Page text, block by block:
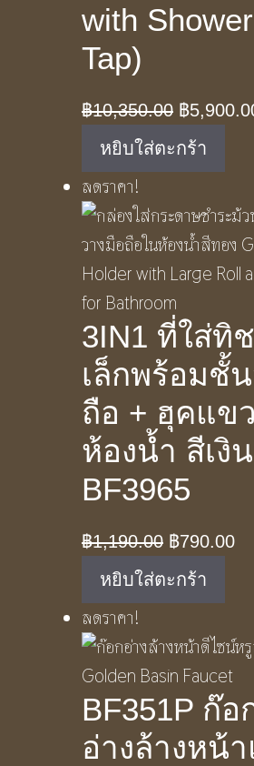
with
Tap)
฿10,350.00 Original
price
was:
฿
หยิบใส่ตะกร้า
ลดราคา!
3IN1 ที่ใส่ทิ
เล็กพร้อมชั้
ถือ + ฮุคแข
ห้องน้ำ สีเงิ
BF3965
฿1,190.00 Original
price
was:
฿790.00
หยิบใส่ตะกร้า
ลดราคา!
BF351P ก๊อ
อ่างล้างหน้